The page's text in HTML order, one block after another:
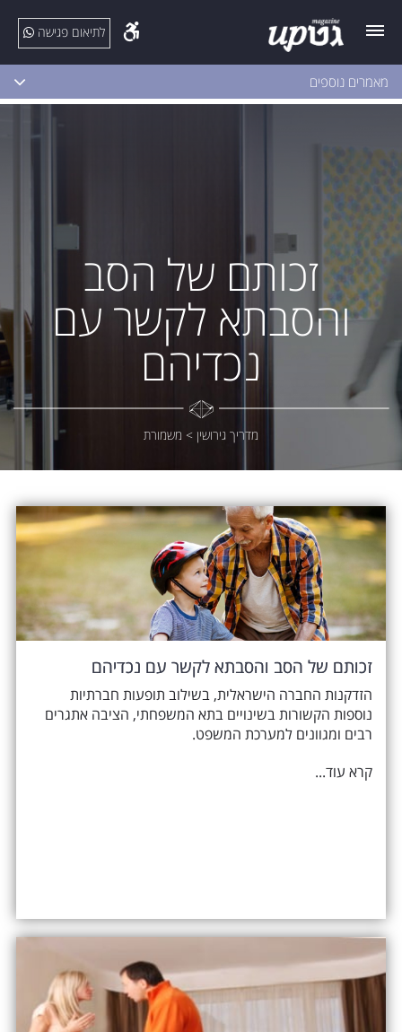
לתיאום פגישה
מאמרים נוספים
זכותם של הסב
והסבתא לקשר עם
נכדיהם
מדריך גירושין > משמורת
זכותם של הסב והסבתא לקשר עם נכדיהם
הזדקנות החברה הישראלית, בשילוב תופעות חברתיות
נוספות הקשורות בשינויים בתא המשפחתי, הציבה אתגרים
רבים ומגוונים למערכת המשפט.
קרא עוד...